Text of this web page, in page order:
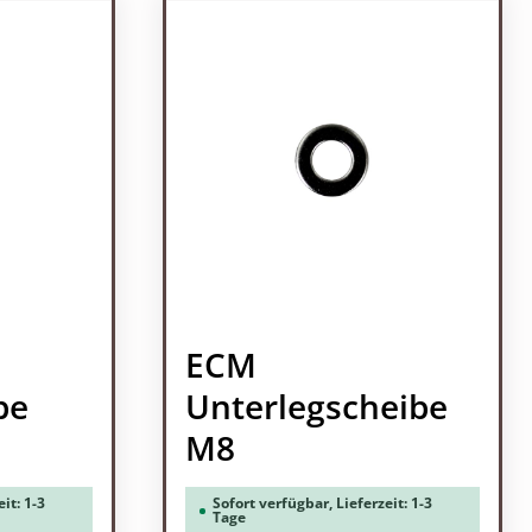
1-3
ECM
Unterlegscheibe
M8
Sofort verfügbar, Lieferzeit: 1-3
Tage